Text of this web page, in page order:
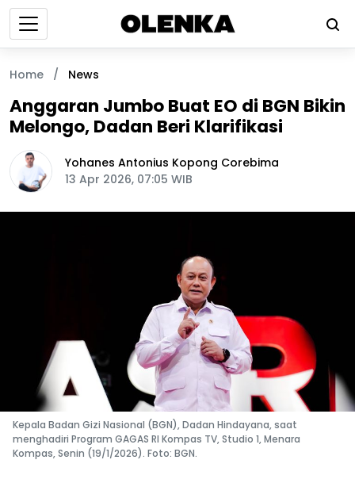
Home / News
Anggaran Jumbo Buat EO di BGN Bikin
Melongo, Dadan Beri Klarifikasi
Yohanes Antonius Kopong Corebima
13 Apr 2026, 07:05 WIB
Kepala Badan Gizi Nasional (BGN), Dadan Hindayana, saat
menghadiri Program GAGAS RI Kompas TV, Studio 1, Menara
Kompas, Senin (19/1/2026). Foto: BGN.